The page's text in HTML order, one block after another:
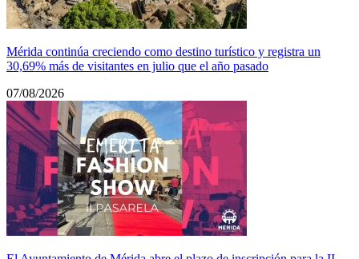
Mérida continúa creciendo como destino turístico y registra un
30,69% más de visitantes en julio que el año pasado
07/08/2026